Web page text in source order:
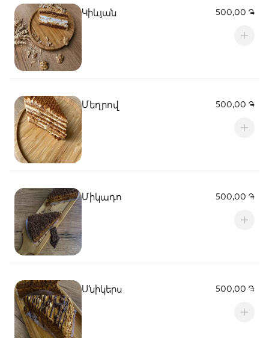
Կիևյան 500,00 ֏
Մեղրով 500,00 ֏
Միկադո 500,00 ֏
Սնիկերս 500,00 ֏